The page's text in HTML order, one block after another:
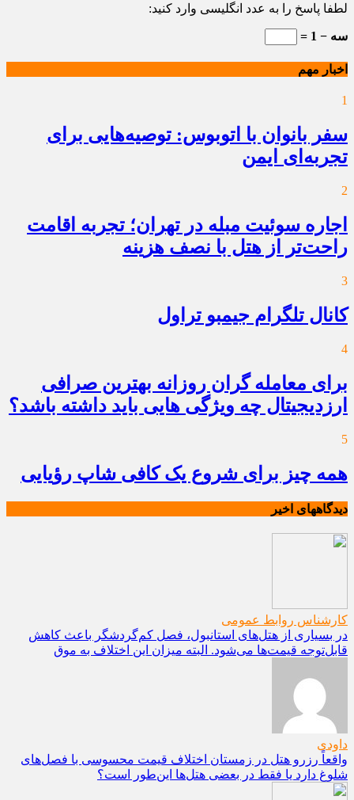
لطفا پاسخ را به عدد انگلیسی وارد کنید:
سه − 1 =
اخبار مهم
1
سفر بانوان با اتوبوس: توصیه‌هایی برای
تجربه‌ای ایمن
2
اجاره سوئیت مبله در تهران؛ تجربه اقامت
راحت‌تر از هتل با نصف هزینه
3
کانال تلگرام جیمبو تراول
4
برای معامله گران روزانه بهترین صرافی
ارزدیجیتال چه ویژگی هایی باید داشته باشد؟
5
همه چیز برای شروع یک کافی شاپ رؤیایی
دیدگاههای اخیر
کارشناس روابط عمومی
در بسیاری از هتل‌های استانبول، فصل کم‌گردشگر باعث کاهش
قابل‌توجه قیمت‌ها می‌شود. البته میزان این اختلاف به موق
داودی
واقعاً رزرو هتل در زمستان اختلاف قیمت محسوسی با فصل‌های
شلوغ دارد یا فقط در بعضی هتل‌ها این‌طور است؟